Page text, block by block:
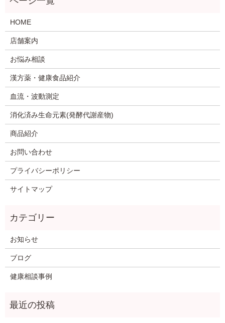
HOME
店舗案内
お悩み相談
漢方薬・健康食品紹介
血流・波動測定
消化済み生命元素(発酵代謝産物)
商品紹介
お問い合わせ
プライバシーポリシー
サイトマップ
お知らせ
ブログ
健康相談事例